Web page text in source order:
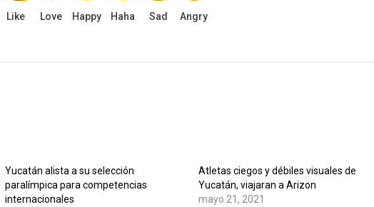
Like Love Happy Haha Sad Angry
Yucatán alista a su selección
paralímpica para competencias
internacionales
Atletas ciegos y débiles visuales de
Yucatán, viajaran a Arizon
mayo 21, 2021